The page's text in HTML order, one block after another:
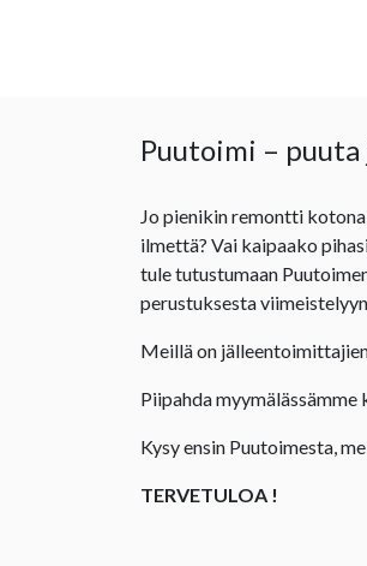
Puutoimi – puuta
Jo pienikin remontti kotona
ilmettä? Vai kaipaako
tule tutustumaan
perustuksesta
Meillä on
Piipahda myymälässämme
Kysy ensin Puutoimesta,
TERVETULOA !